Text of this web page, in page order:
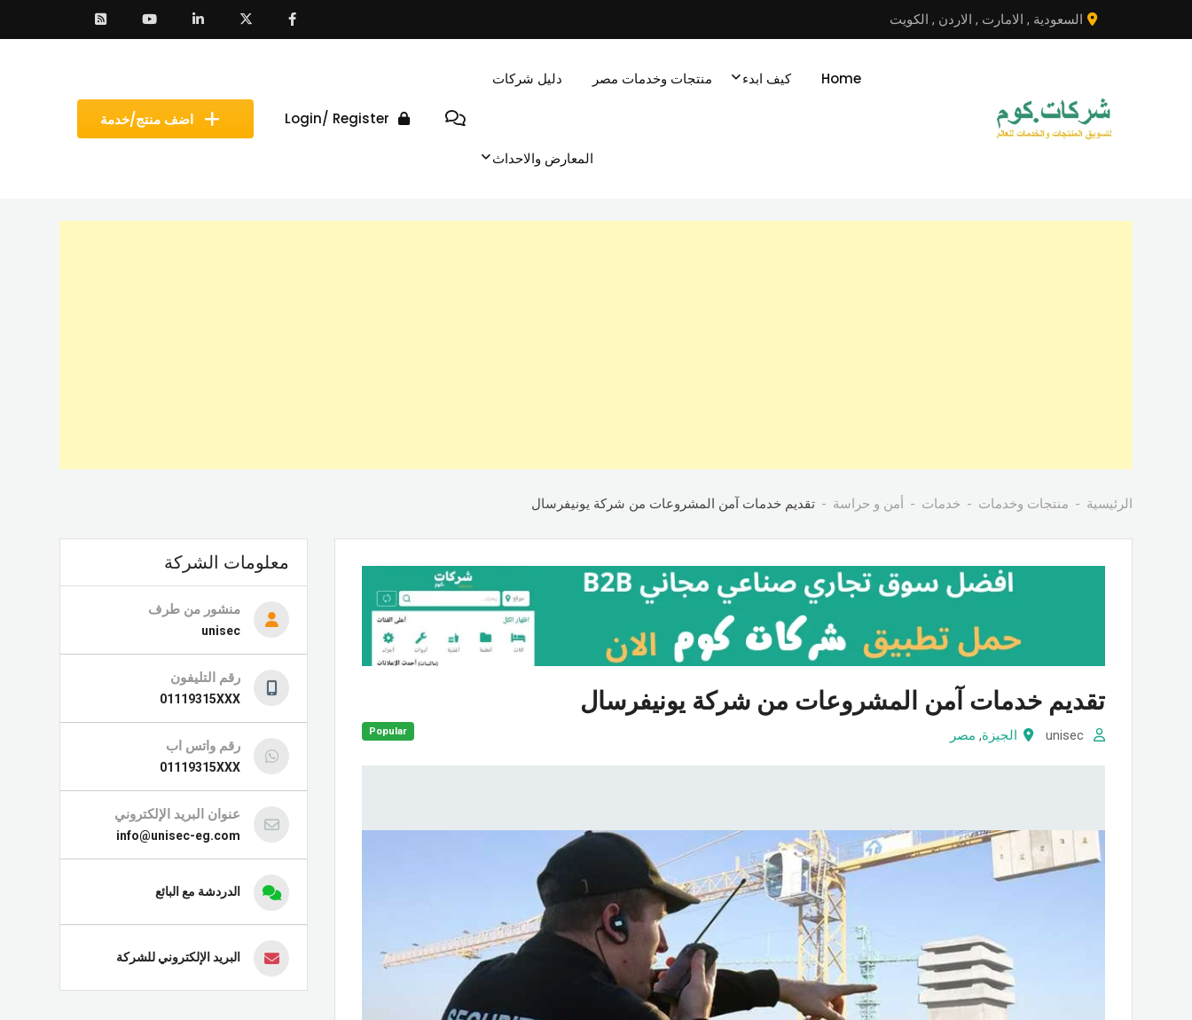
إلى
السعودية , الامارت , الاردن , الكويت
اضف منتج/خدمة Login/ Register
Home كيف ابدء منتجات وخدمات مصر دليل شركات
المعارض والاحداث
الرئيسية منتجات وخدمات خدمات أمن و حراسة تقديم خدمات آمن المشروعات من شركة يونيفرسال
تقديم خدمات آمن المشروعات من شركة يونيفرسال
الجيزة, مصر Popular
معلومات الشركة
منشور من طرف
unisec
رقم التليفون
01119315XXX
رقم واتس اب
01119315XXX
عنوان البريد الإلكتروني
info@unisec-eg.com
الدردشة مع البائع
البريد الإلكتروني للشركة